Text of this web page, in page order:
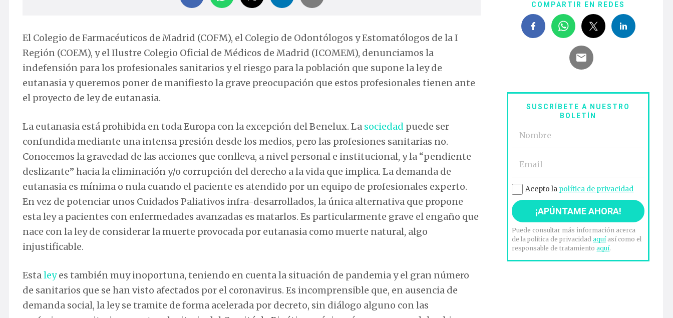
El Colegio de Farmacéuticos de Madrid (COFM), el Colegio de Odontólogos y Estomatólogos de la I
Región (COEM), y el Ilustre Colegio Oficial de Médicos de Madrid (ICOMEM), denunciamos la
indefensión para los profesionales sanitarios y el riesgo para la población que supone la ley de
eutanasia y queremos poner de manifiesto la grave preocupación que estos profesionales tienen ante
el proyecto de ley de eutanasia.
La eutanasia está prohibida en toda Europa con la excepción del Benelux. La sociedad puede ser
confundida mediante una intensa presión desde los medios, pero las profesiones sanitarias no.
Conocemos la gravedad de las acciones que conlleva, a nivel personal e institucional, y la “pendiente
deslizante” hacia la eliminación y/o corrupción del derecho a la vida que implica. La demanda de
eutanasia es mínima o nula cuando el paciente es atendido por un equipo de profesionales experto.
En vez de potenciar unos Cuidados Paliativos infra-desarrollados, la única alternativa que propone
esta ley a pacientes con enfermedades avanzadas es matarlos. Es particularmente grave el engaño que
nace con la ley de considerar la muerte provocada por eutanasia como muerte natural, algo
injustificable.
Estaleyes también muy inoportuna, teniendo en cuenta la situación de pandemia y el gran número
de sanitarios que se han visto afectados por el coronavirus. Es incomprensible que, en ausencia de
demanda social, la ley se tramite de forma acelerada por decreto, sin diálogo alguno con las
COMPARTIR EN REDES
SUSCRÍBETE A NUESTRO
BOLETÍN
Acepto la política de privacidad
Puede consultar más información acerca
de la política de privacidadaquíasí como el
responsable de tratamientoaquí.